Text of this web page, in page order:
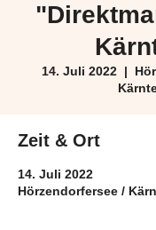
14. Juli 2022
  |
Zeit & Ort
14. Juli 2022
Hörzendorfersee /